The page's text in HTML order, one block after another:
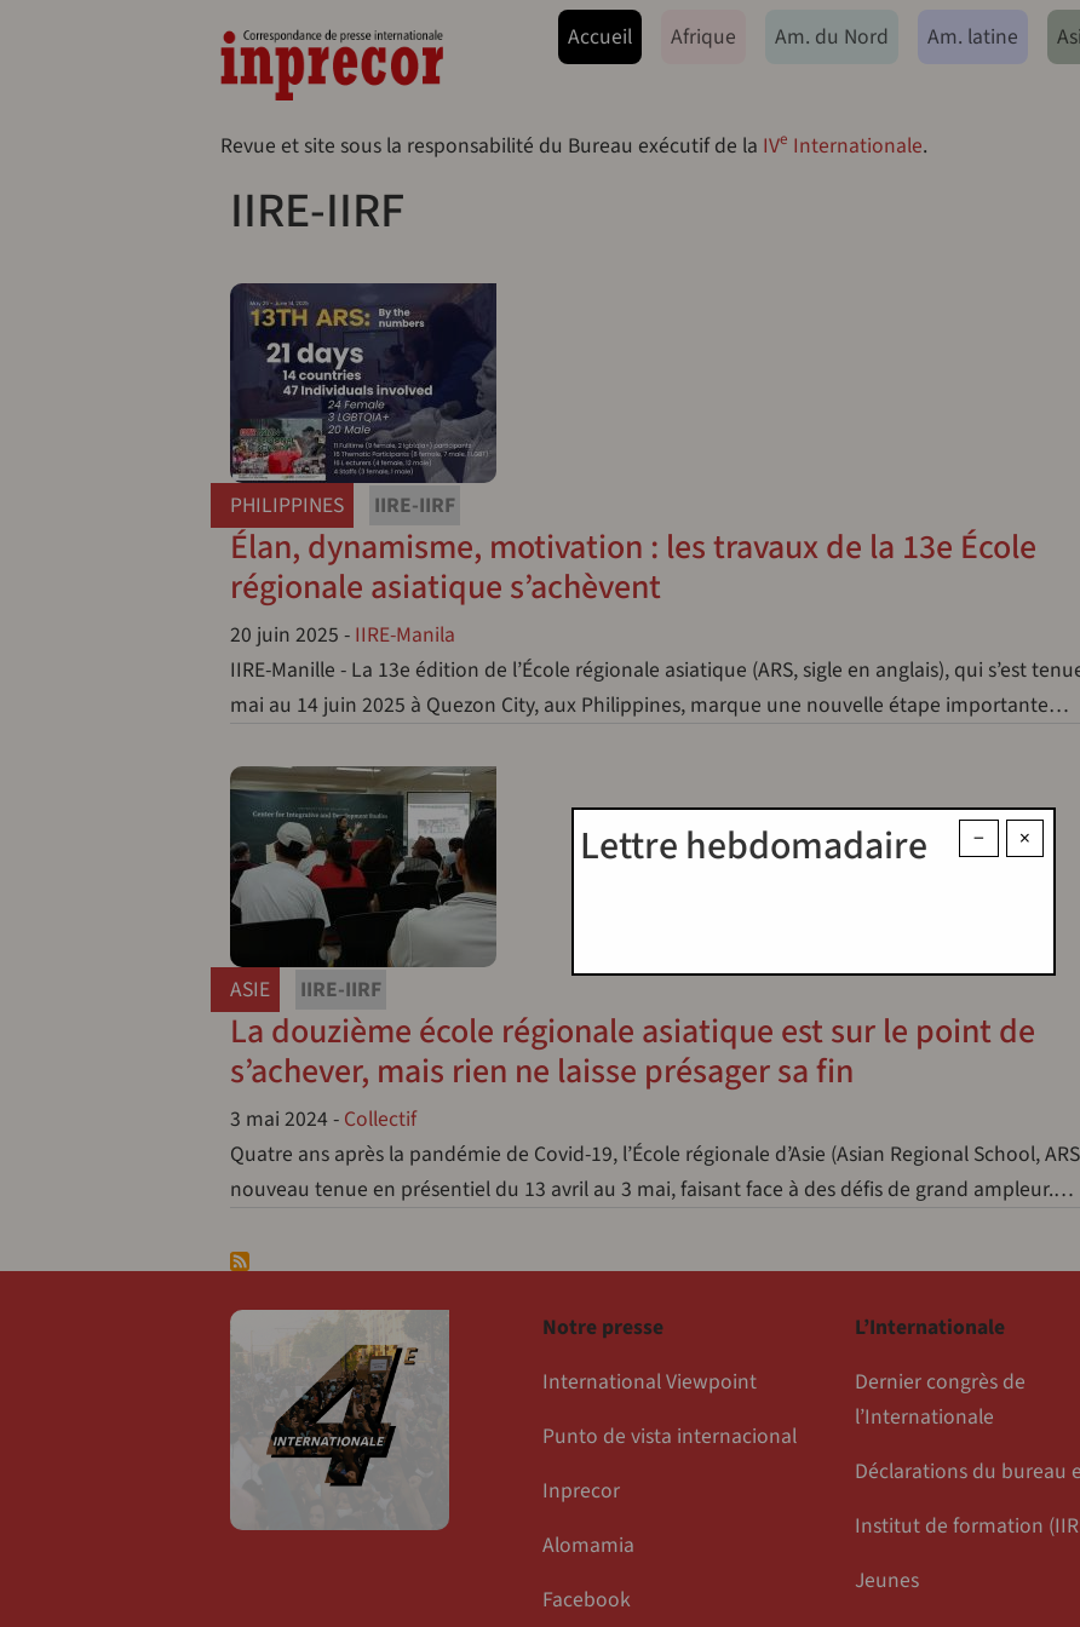
Navegação principal
Accueil Afrique Am. du Nord Am. latine
Revue et site sous la responsabilité du Bureau exécutif de la IVe Internationale.
IIRE-IIRF
PHILIPPINES IIRE-IIRF
Élan, dynamisme, motivation : les travaux de la 13e École
régionale asiatique s’achèvent
20 juin 2025 - IIRE-Manila
IIRE-Manille - La 13e édition de l’École régionale asiatique (ARS, sigle en anglais), qui s’est
mai au 14 juin 2025 à Quezon City, aux Philippines, marque une nouvelle étape importante…
ASIE IIRE-IIRF
La douzième école régionale asiatique est sur le point de
s’achever, mais rien ne laisse présager sa fin
3 mai 2024- Collectif
Quatre ans après la pandémie de Covid-19, l’École régionale d’Asie (Asian Regional School,
nouveau tenue en présentiel du 13 avril au 3 mai, faisant face à des défis de grand ampleur.…
×
−
Lettre hebdomadaire
Notre presse
International Viewpoint
Punto de vista internacional
Inprecor
Alomamia
Facebook
L’Internationale
Dernier congrès de
l’Internationale
Déclarations du bureau
Institut de formation
Jeunes